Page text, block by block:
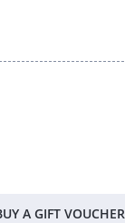
A GIFT VOUCHER